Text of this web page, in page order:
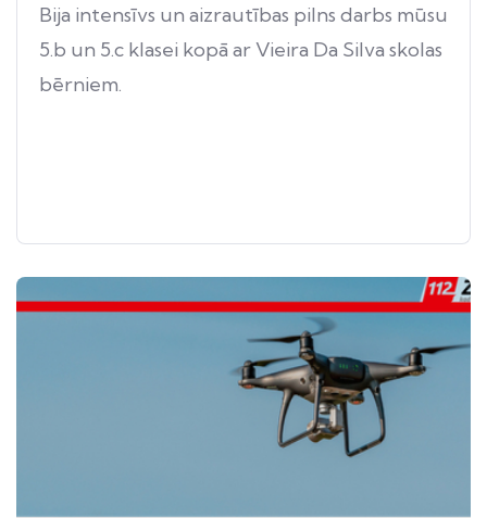
Bija intensīvs un aizrautības pilns darbs mūsu
5.b un 5.c klasei kopā ar Vieira Da Silva skolas
bērniem.